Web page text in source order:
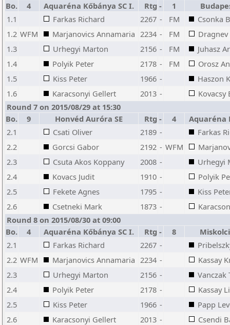
Bo.
4 Aquaréna Kőbánya SC I. Rtg - 1
1.1
Farkas Richard 2267 - FM
Csonka
1.2 WFM Marjanovics Annamaria 2234 - FM
1.3
Urhegyi Marton 2156 - FM
Juhasz
1.4
Polyik Peter 2178 - FM
Orosz
1.5
Kiss Peter 1966 -
Haszon
1.6
Karacsonyi Gellert 2013 -
Kovacsy
Round 7 on 2015/08/29 at 15:30
Bo.
9 Honvéd Auróra SE Rtg - 4
Aquaréna
2.1
Csati Oliver 2189 -
Farkas
2.2
Gorcsi Gabor 2192 - WFM
2.3
Csuta Akos Koppany 2008 -
Urhegyi
2.4
Kovacs Judit 1910 -
Polyik
2.5
Fekete Agnes 1795 -
Kiss
2.6
Csetneki Mark 1873 -
Round 8 on 2015/08/30 at 09:00
Bo.
4 Aquaréna Kőbánya SC I. Rtg - 8
2.1
Farkas Richard 2267 -
2.2 WFM Marjanovics Annamaria 2234 -
Kassay
2.3
Urhegyi Marton 2156 -
Vanczak
2.4
Polyik Peter 2178 -
Kassay
2.5
Kiss Peter 1966 -
Papp
2.6
Karacsonyi Gellert 2013 - Csendi